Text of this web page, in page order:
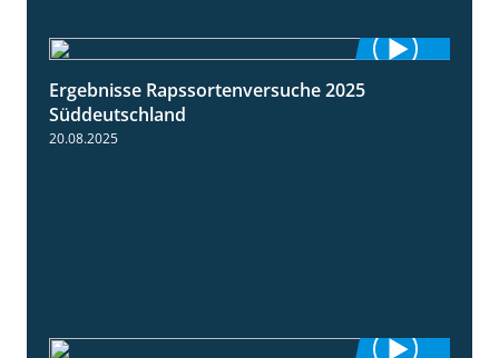
Ergebnisse Rapssortenversuche 2025
Süddeutschland
20.08.2025